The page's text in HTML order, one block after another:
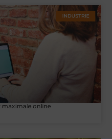
INDUSTRIE
maximale online